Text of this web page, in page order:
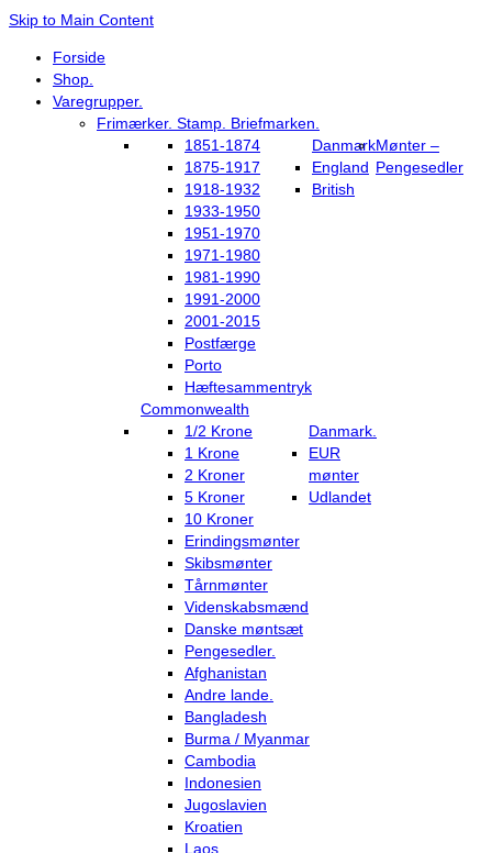
Skip to Main Content
Forside
Shop.
Varegrupper.
Frimærker. Stamp. Briefmarken.
Danmark
1851-1874
1875-1917
1918-1932
1933-1950
1951-1970
1971-1980
1981-1990
1991-2000
2001-2015
Postfærge
Porto
Hæftesammentryk
England
British
Commonwealth
Mønter –
Pengesedler
Danmark.
1/2 Krone
1 Krone
2 Kroner
5 Kroner
10 Kroner
Erindingsmønter
Skibsmønter
Tårnmønter
Videnskabsmænd
Danske møntsæt
Pengesedler.
EUR
mønter
Udlandet
Afghanistan
Andre lande.
Bangladesh
Burma / Myanmar
Cambodia
Indonesien
Jugoslavien
Kroatien
Laos